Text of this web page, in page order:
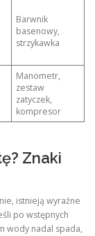
Barwnik
basenowy,
strzykawka
Manometr,
zestaw
zatyczek,
kompresor
Znaki
istnieją wyraźne
po wstępnych
wody nadal spada,